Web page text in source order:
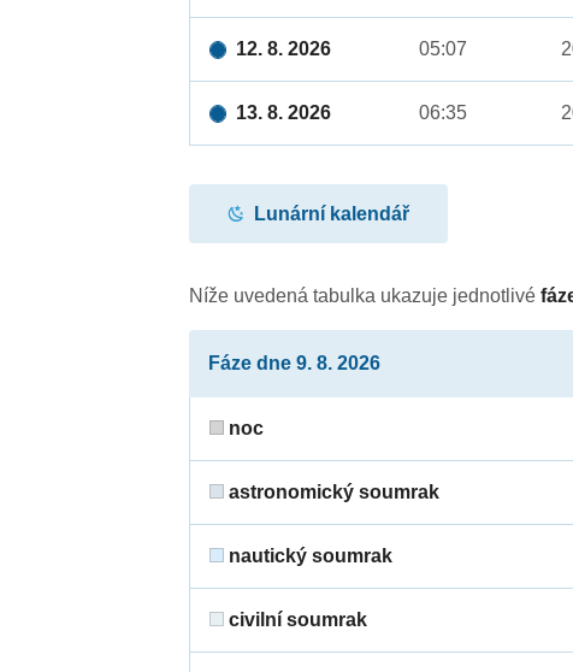
12. 8. 2026 05:07
13. 8. 2026 06:35
Lunární kalendář
Níže uvedená tabulka ukazuje jednotlivé
Fáze dne 9. 8. 2026
noc
astronomický soumrak
nautický soumrak
civilní soumrak